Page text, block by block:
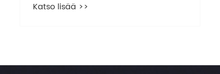
Katso lisää >>